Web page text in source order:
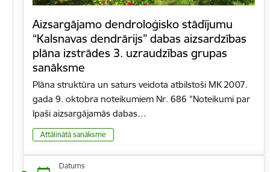
Aizsargājamo dendroloģisko stādījumu
“Kalsnavas dendrārijs” dabas aizsardzības
plāna izstrādes 3. uzraudzības grupas
sanāksme
Plāna struktūra un saturs veidota atbilstoši MK 2007.
gada 9. oktobra noteikumiem Nr. 686 "Noteikumi par
īpaši aizsargājamās dabas…
Attālinātā sanāksme
Datums